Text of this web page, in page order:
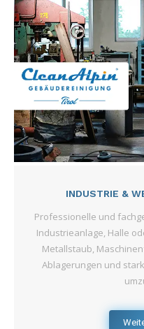
INDUSTRIE &
Professionelle und
Industrieanlage, Halle
Metallstaub,
Ablagerungen und